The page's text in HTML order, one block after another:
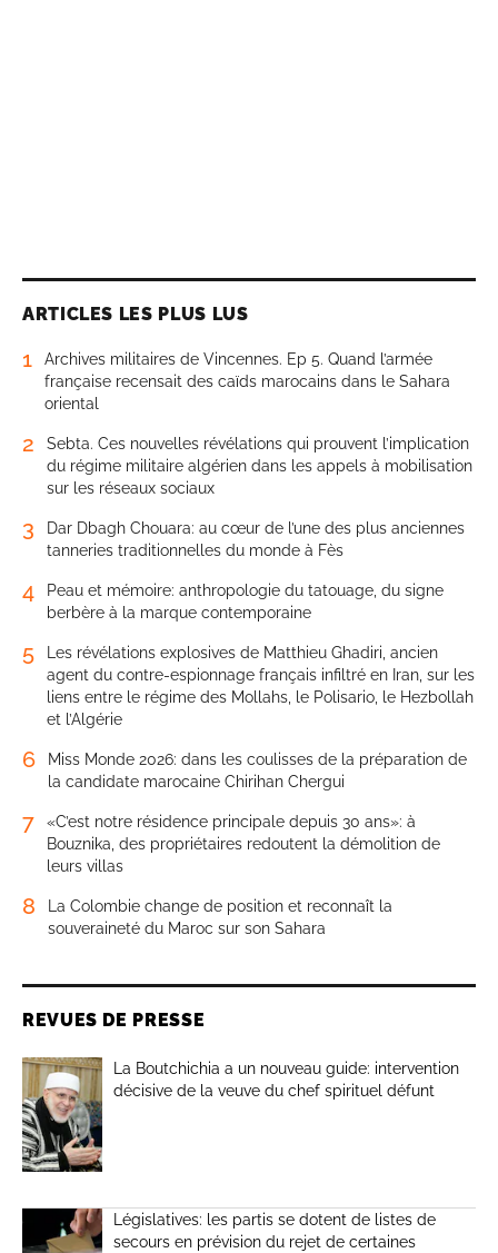
ARTICLES LES PLUS LUS
1
Archives militaires de Vincennes. Ep 5. Quand l’armée
française recensait des caïds marocains dans le Sahara
oriental
2
Sebta. Ces nouvelles révélations qui prouvent l’implication
du régime militaire algérien dans les appels à mobilisation
sur les réseaux sociaux
3
Dar Dbagh Chouara: au cœur de l’une des plus anciennes
tanneries traditionnelles du monde à Fès
4
Peau et mémoire: anthropologie du tatouage, du signe
berbère à la marque contemporaine
5
Les révélations explosives de Matthieu Ghadiri, ancien
agent du contre-espionnage français infiltré en Iran, sur les
liens entre le régime des Mollahs, le Polisario, le Hezbollah
et l’Algérie
6
Miss Monde 2026: dans les coulisses de la préparation de
la candidate marocaine Chirihan Chergui
7
«C’est notre résidence principale depuis 30 ans»: à
Bouznika, des propriétaires redoutent la démolition de
leurs villas
8
La Colombie change de position et reconnaît la
souveraineté du Maroc sur son Sahara
REVUES DE PRESSE
La Boutchichia a un nouveau guide: intervention
décisive de la veuve du chef spirituel défunt
Législatives: les partis se dotent de listes de
secours en prévision du rejet de certaines